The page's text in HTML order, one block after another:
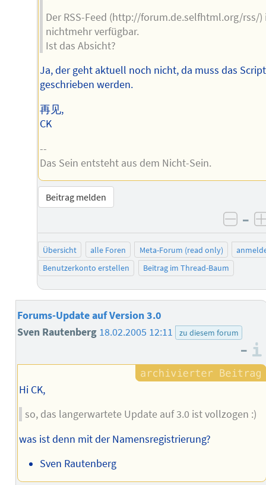
Der RSS-Feed (http://forum.de.selfhtml.org/rss/)
nichtmehr verfügbar.
Ist das Absicht?
Ja, der geht aktuell noch nicht, da muss das
geschrieben werden.
再见,
CK
--
Das Sein entsteht aus dem Nicht-Sein.
Beitrag melden
–
Übersicht alle Foren Meta-Forum (read only)
Benutzerkonto erstellen
Beitrag im Thread-Baum
Forums-Update auf Version 3.0
Sven Rautenberg 18.02.2005 12:11 zu diesem forum
–
Hi CK,
so, das langerwartete Update auf 3.0 ist vollzogen :)
was ist denn mit der Namensregistrierung?
Sven Rautenberg